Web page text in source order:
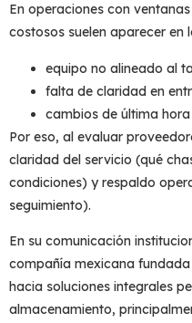
En operaciones con
costosos suelen aparecer en
equipo no alineado al
falta de claridad en
cambios de última
Por eso, al evaluar
claridad del servicio (qué
condiciones) yrespaldo
seguimiento).
En su comunicación
compañía mexicana fundada
hacia soluciones integrales
almacenamiento,